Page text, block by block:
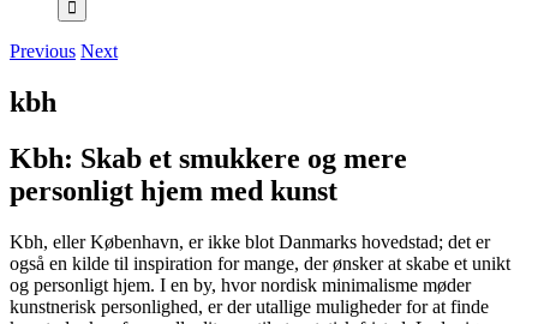
Previous Next
kbh
Kbh: Skab et smukkere og mere
personligt hjem med kunst
Kbh, eller København, er ikke blot Danmarks hovedstad; det er
også en kilde til inspiration for mange, der ønsker at skabe et unikt
og personligt hjem. I en by, hvor nordisk minimalisme møder
kunstnerisk personlighed, er der utallige muligheder for at finde